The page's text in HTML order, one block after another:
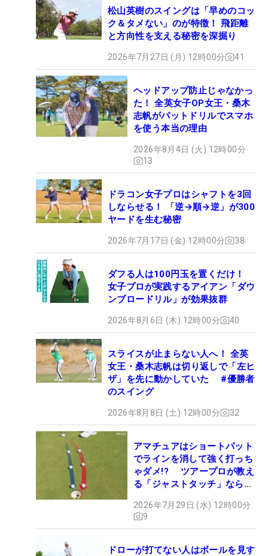
松山英樹のスイングは「早めのコッ
ク＆タメない」のが特徴！ 飛距離
と方向性を支える秘密を深掘り
2026年7月27日 (月) 12時00分 41
ヘッドアップ防止じゃなかっ
た！ 全英女子OP女王・桑木
志帆がパットドリルでスマホ
を使う本当の理由
2026年8月4日 (火) 12時00分
13
ドラコン女子プロはシャフトを3回
しならせる！ 「逆→順→逆」が300
ヤードを生む秘密
2026年7月17日 (金) 12時00分 38
ダフる人は100円玉を置くだけ！
女子プロが実践するアイアン「ダウ
ンブロードリル」が効果抜群
2026年8月6日 (木) 12時00分 40
スライスが止まらない人へ！ 全英
女王・桑木志帆は切り返しで「左ヒ
ザ」を先に動かしていた #優勝者
のスイング
2026年8月8日 (土) 12時00分 32
アマチュアはショートパット
でラインを消して強く打っち
ゃダメ!? ツアープロが教え
る「ジャストタッチ」なら3
2026年7月29日 (水) 12時00分
9
ドローが打てない人はボールを見す